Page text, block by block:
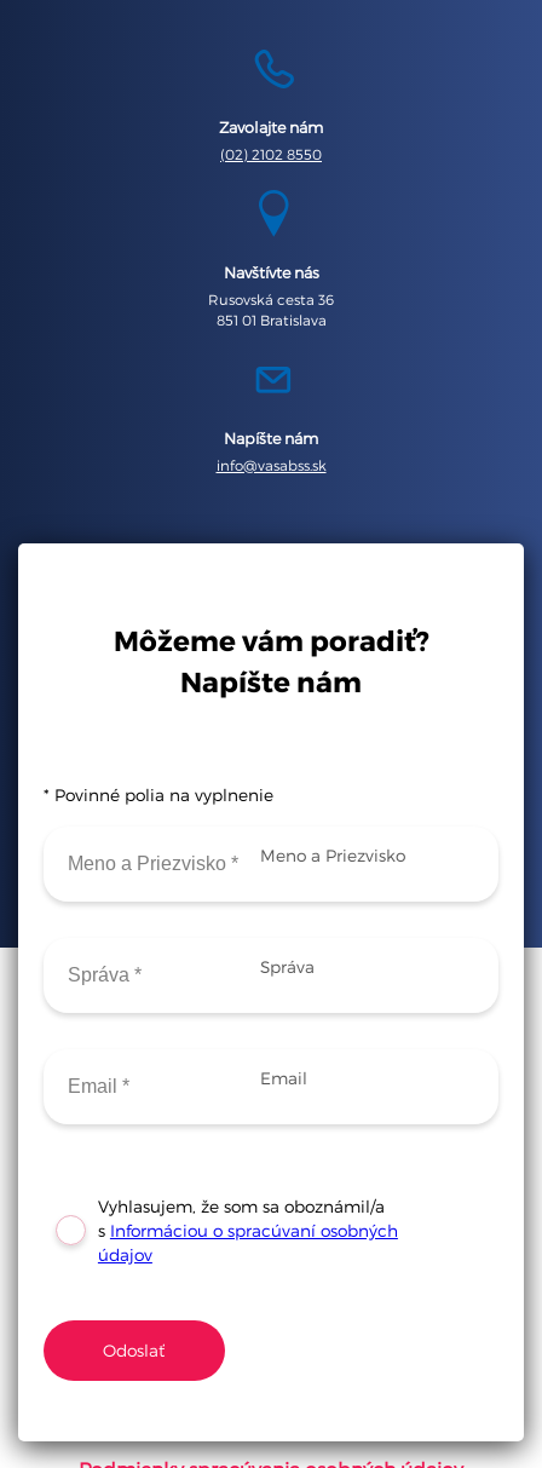
Zavolajte nám
(02) 2102 8550
Navštívte nás
Rusovská cesta 36
851 01 Bratislava
Napíšte nám
info@vasabss.sk
Môžeme vám poradiť?
Napíšte nám
* Povinné polia na vyplnenie
Meno a Priezvisko
Správa
Email
Vyhlasujem, že som sa oboznámil/a
s Informáciou o spracúvaní osobných
údajov
Odoslať